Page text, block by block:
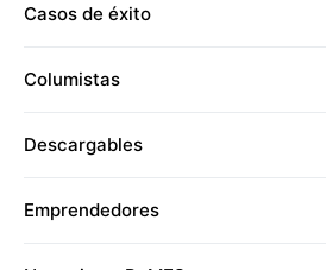
Casos de éxito
Columistas
Descargables
Emprendedores